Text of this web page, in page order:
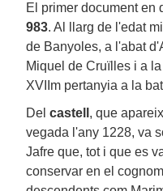
El primer document en
983. Al llarg de l'edat
de Banyoles, a l'abat
Miquel de Cruïlles i a
XVIIm pertanyia a la
Del castell , que
vegada l'any 1228, va
Jafre que, tot i que es
conservar en el